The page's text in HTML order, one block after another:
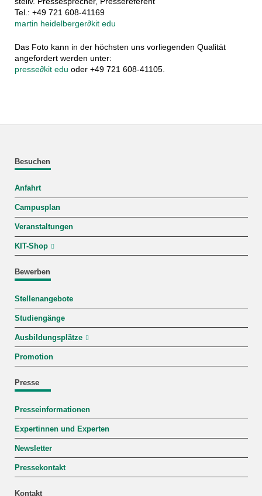
Tel.: +49 721 608-41169
martin heidelberger∂kit edu
Das Foto kann in der höchsten uns vorliegenden Qualität
angefordert werden unter:
presse∂kit edu oder +49 721 608-41105.
Besuchen
Anfahrt
Campusplan
Veranstaltungen
KIT-Shop
Bewerben
Stellenangebote
Studiengänge
Ausbildungsplätze
Promotion
Presse
Presseinformationen
Expertinnen und Experten
Newsletter
Pressekontakt
Kontakt